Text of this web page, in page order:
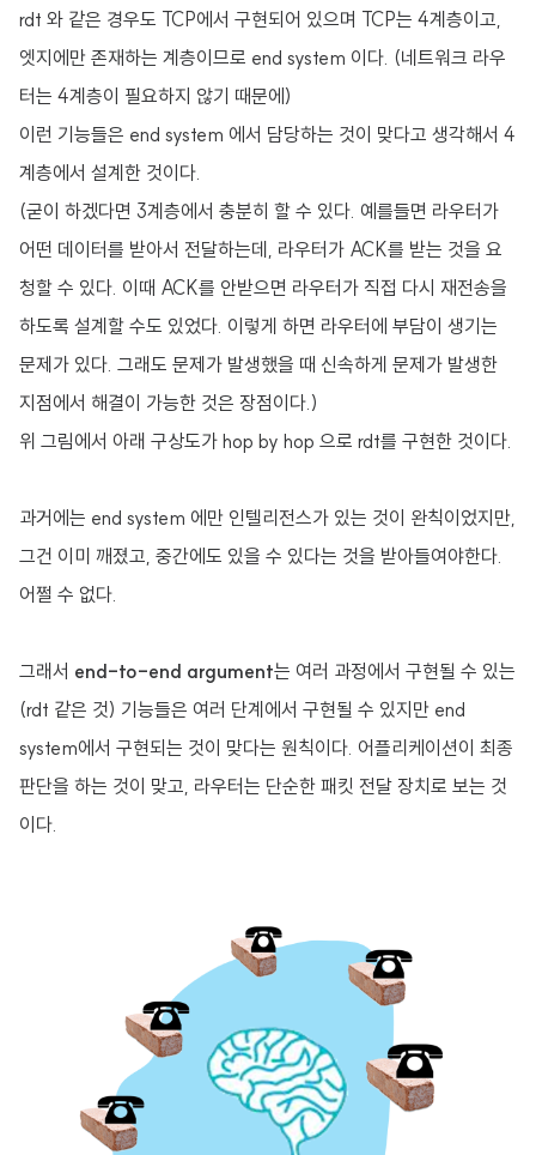
rdt 와 같은 경우도 TCP에서 구현되어 있으며 TCP는 4계층이고,
엣지에만 존재하는 계층이므로 end system 이다. (네트워크 라우
터는 4계층이 필요하지 않기 때문에)
이런 기능들은 end system 에서 담당하는 것이 맞다고 생각해서 4
계층에서 설계한 것이다.
(굳이 하겠다면 3계층에서 충분히 할 수 있다. 예를들면 라우터가
어떤 데이터를 받아서 전달하는데, 라우터가 ACK를 받는 것을 요
청할 수 있다. 이때 ACK를 안받으면 라우터가 직접 다시 재전송을
하도록 설계할 수도 있었다. 이렇게 하면 라우터에 부담이 생기는
문제가 있다. 그래도 문제가 발생했을 때 신속하게 문제가 발생한
지점에서 해결이 가능한 것은 장점이다.)
위 그림에서 아래 구상도가 hop by hop 으로 rdt를 구현한 것이다.
과거에는 end system 에만 인텔리전스가 있는 것이 완칙이었지만,
그건 이미 깨졌고, 중간에도 있을 수 있다는 것을 받아들여야한다.
어쩔 수 없다.
그래서 end-to-end argument는 여러 과정에서 구현될 수 있는
(rdt 같은 것) 기능들은 여러 단계에서 구현될 수 있지만 end
system에서 구현되는 것이 맞다는 원칙이다. 어플리케이션이 최종
판단을 하는 것이 맞고, 라우터는 단순한 패킷 전달 장치로 보는 것
이다.